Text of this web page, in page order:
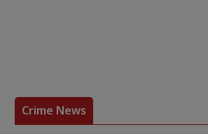
Crime News